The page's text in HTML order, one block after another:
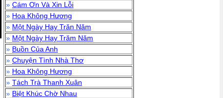
» Cám Ơn Và Xin Lỗi
» Hoa Không Hương
» Một Ngày Hay Trăn Năm
» Một Ngày Hay Trăm Năm
» Buồn Của Anh
» Chuyện Tình Nhà Thơ
» Hoa Không Hương
» Tách Trà Thanh Xuân
» Biệt Khúc Chờ Nhau